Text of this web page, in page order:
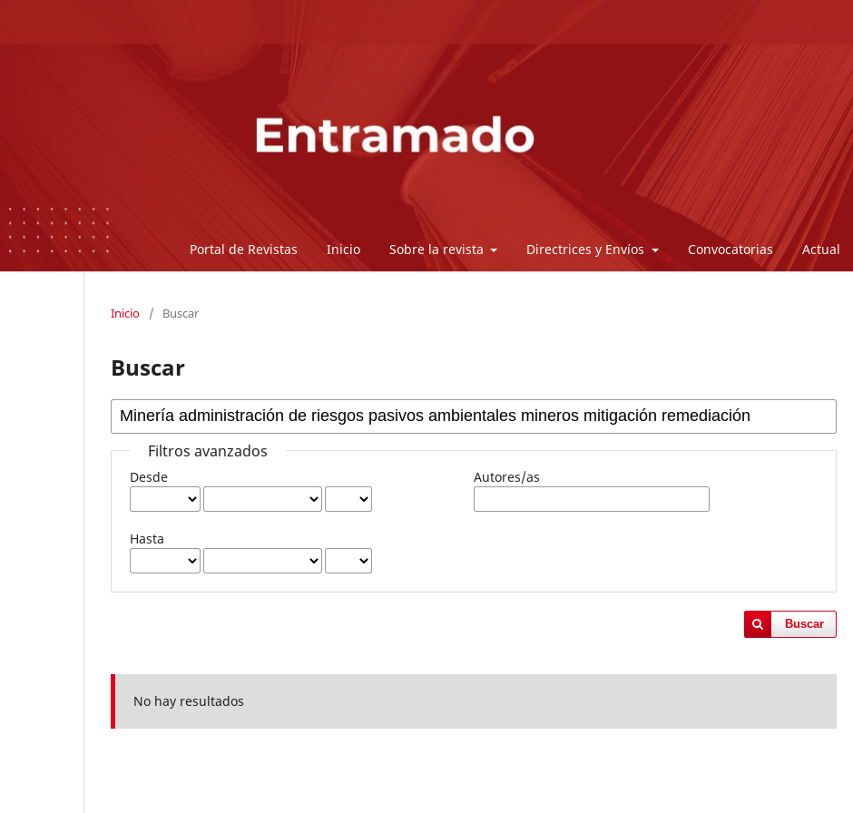
Portal de Revistas Inicio Sobre la revista Directrices y Envíos Convocatorias Actual
Inicio / Buscar
Buscar
Filtros avanzados
Desde
Hasta
Autores/as
Buscar
No hay resultados